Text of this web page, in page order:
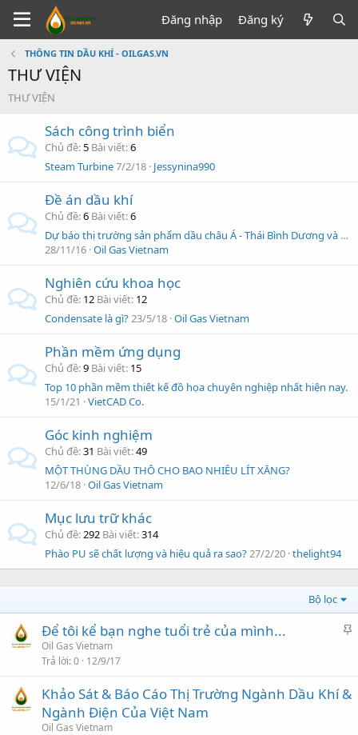
Đăng nhập Đăng ký
THÔNG TIN DẦU KHÍ - OILGAS.VN
THƯ VIỆN
THƯ VIỆN
Sách công trình biển
Chủ đề 5 Bài viết 6
Steam Turbine7/2/18 Jessynina990
Đề án dầu khí
Chủ đề 6 Bài viết 6
Dự báo thị trường sản phẩm dầu châu Á - Thái Bình Dương và Việt Nam đến năm 2035
28/11/16 Oil Gas Vietnam
Nghiên cứu khoa học
Chủ đề 12 Bài viết 12
Condensate là gì?23/5/18 Oil Gas Vietnam
Phần mềm ứng dụng
Chủ đề 9 Bài viết 15
Top 10 phần mềm thiết kế đồ họa chuyên nghiệp nhất hiện nay.
15/1/21
VietCAD Co.
Góc kinh nghiệm
Chủ đề 31 Bài viết 49
MỘT THÙNG DẦU THÔ CHO BAO NHIÊU LÍT XĂNG?
12/6/18 Oil Gas Vietnam
Mục lưu trữ khác
Chủ đề 292 Bài viết 314
Phào PU sẽ chất lượng và hiệu quả ra sao?27/2/20 thelight94
Bộ lọc
l
Để tôi kể bạn nghe tuổi trẻ của mình...
Oil Gas Vietnam
Trả lời 0 12/9/17
Khảo Sát & Báo Cáo Thị Trường Ngành Dầu Khí &
Ngành Điện Của Việt Nam
Oil Gas Vietnam